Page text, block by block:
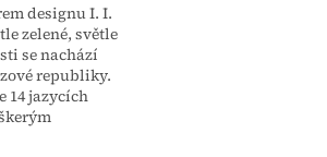
designu I. I.
zelené, světle
se nachází
republiky.
14 jazycích